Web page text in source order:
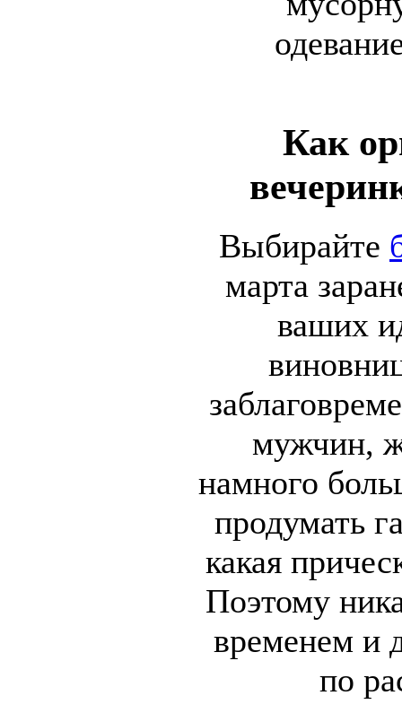
Как
Выбирайте
марта
ваших
мужчин,
намного
продумать
какая
Поэтому
временем и
по